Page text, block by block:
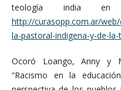
teología india en
http://curasopp.com.ar/
la-pastoral-indigena-y-de-
Ocoró Loango, Anny y
“Racismo en la